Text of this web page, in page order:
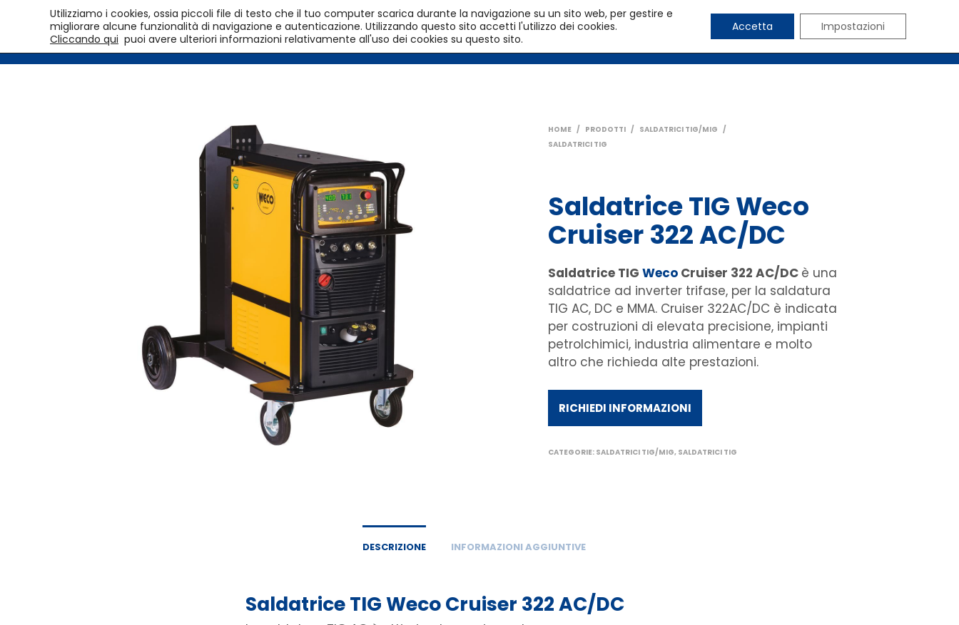
HOME PRODOTTI SERVIZI BLOG CONTATTI
HOME / PRODOTTI / SALDATRICI TIG/MIG /
SALDATRICI TIG
Saldatrice TIG Weco
Cruiser 322 AC/DC
Saldatrice TIGWeco Cruiser 322 AC/DC è una
saldatrice ad inverter trifase, per la saldatura
TIG AC, DC e MMA. Cruiser 322AC/DC è indicata
per costruzioni di elevata precisione, impianti
petrolchimici, industria alimentare e molto
altro che richieda alte prestazioni.
RICHIEDI INFORMAZIONI
CATEGORIE: SALDATRICI TIG/MIG, SALDATRICI TIG
DESCRIZIONE INFORMAZIONI AGGIUNTIVE
Saldatrice TIGWeco Cruiser 322 AC/DC
Utilizziamo i cookies, ossia piccoli file di testo che il tuo computer scarica durante la navigazione su un sito web, per gestire e
migliorare alcune funzionalità di navigazione e autenticazione. Utilizzando questo sito accetti l'utilizzo dei cookies.
Cliccando qui puoi avere ulteriori informazioni relativamente all'uso dei cookies su questo sito.
Accetta Impostazioni